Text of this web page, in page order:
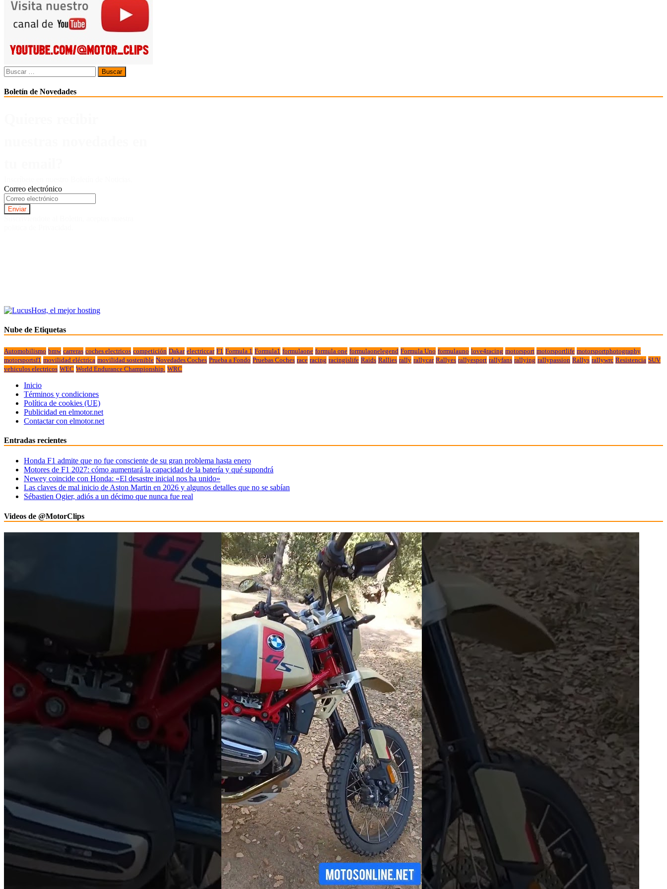
entradas
Buscar:
Boletín de Novedades
Correo electrónico
Nube de Etiquetas
Automobilismo bmw carreras coches electricos competición Dakar electriccar F1 Formula 1 Formula1 formulaone formula one formulaonelegend Formula Uno formulauno love4racing motorsport motorsportlife motorsportphotography
motorsportsf1 movilidad eléctrica movilidad sostenible Novedades Coches Prueba a Fondo Pruebas Coches race racing racingislife Raids Rallies rally rallycar Rallyes rallyesport rallyfans rallying rallypassion Rallys rallywrc Resistencia SUV
vehiculos electricos WEC World Endurance Championship. WRC
Inicio
Términos y condiciones
Política de cookies (UE)
Publicidad en elmotor.net
Contactar con elmotor.net
Entradas recientes
Honda F1 admite que no fue consciente de su gran problema hasta enero
Motores de F1 2027: cómo aumentará la capacidad de la batería y qué supondrá
Newey coincide con Honda: «El desastre inicial nos ha unido»
Las claves de mal inicio de Aston Martin en 2026 y algunos detalles que no se sabían
Sébastien Ogier, adiós a un décimo que nunca fue real
Videos de @MotorClips